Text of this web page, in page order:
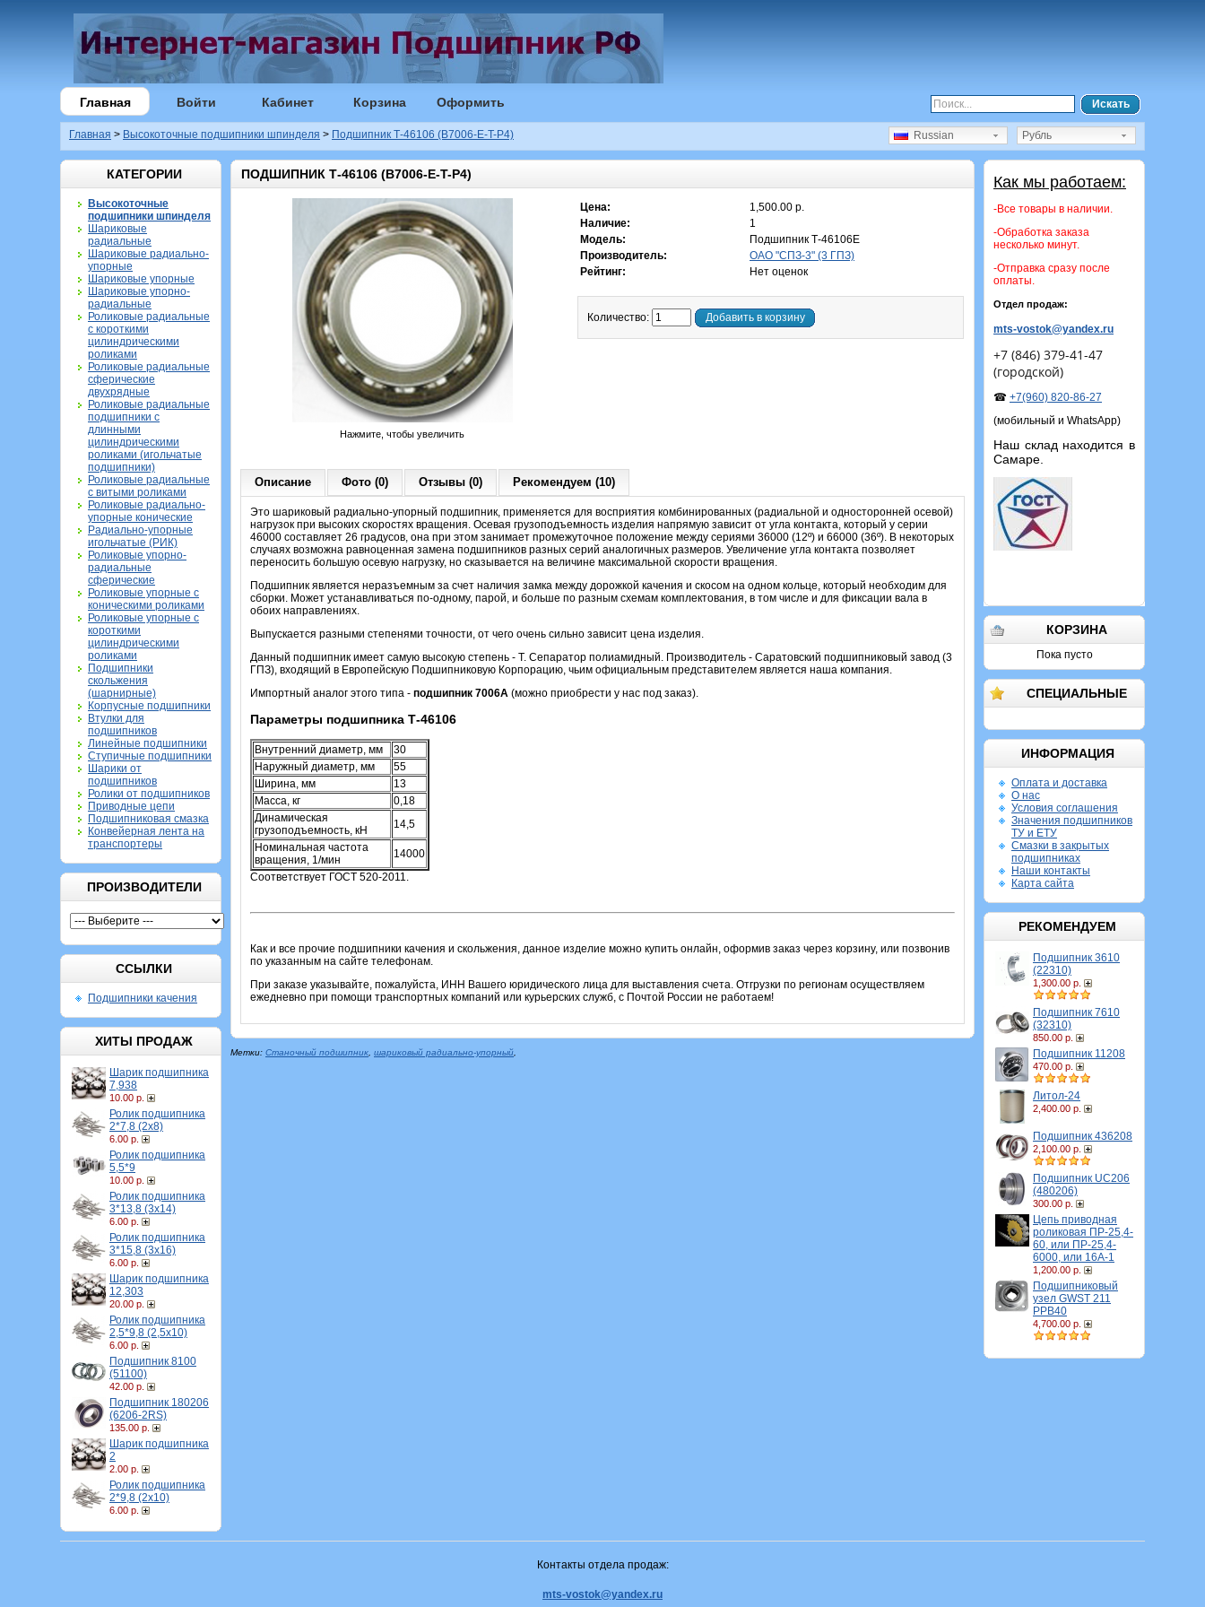
Главная Войти Кабинет Корзина Оформить Искать
Главная > Высокоточные подшипники шпинделя > Подшипник Т-46106 (B7006-E-T-P4) Рубль
Russian
КАТЕГОРИИ
Высокоточные
подшипники шпинделя
Шариковые
радиальные
Шариковые радиально-
упорные
Шариковые упорные
Шариковые упорно-
радиальные
Роликовые радиальные
с короткими
цилиндрическими
роликами
Роликовые радиальные
сферические
двухрядные
Роликовые радиальные
подшипники с
длинными
цилиндрическими
роликами (игольчатые
подшипники)
Роликовые радиальные
с витыми роликами
Роликовые радиально-
упорные конические
Радиально-упорные
игольчатые (РИК)
Роликовые упорно-
радиальные
сферические
Роликовые упорные с
коническими роликами
Роликовые упорные с
короткими
цилиндрическими
роликами
Подшипники
скольжения
(шарнирные)
Корпусные подшипники
Втулки для
подшипников
Линейные подшипники
Ступичные подшипники
Шарики от
подшипников
Ролики от подшипников
Приводные цепи
Подшипниковая смазка
Конвейерная лента на
транспортеры
ПРОИЗВОДИТЕЛИ
ССЫЛКИ
Подшипники качения
ХИТЫ ПРОДАЖ
Шарик подшипника
7,938
10.00 р.
Ролик подшипника
2*7,8 (2х8)
6.00 р.
Ролик подшипника
5,5*9
10.00 р.
Ролик подшипника
3*13,8 (3х14)
6.00 р.
Ролик подшипника
3*15,8 (3х16)
6.00 р.
Шарик подшипника
12,303
20.00 р.
Ролик подшипника
2,5*9,8 (2,5х10)
6.00 р.
Подшипник 8100
(51100)
42.00 р.
Подшипник 180206
(6206-2RS)
135.00 р.
Шарик подшипника
2
2.00 р.
Ролик подшипника
2*9,8 (2х10)
6.00 р.
Как мы работаем:
-Все товары в наличии.
-Обработка заказа
несколько минут.
-Отправка сразу после
оплаты.
Отдел продаж:
mts-vostok@yandex.ru
+7 (846) 379-41-47
(городской)
☎ +7(960) 820-86-27
(мобильный и WhatsApp)
Наш склад находится в
Самаре.
КОРЗИНА
Пока пусто
СПЕЦИАЛЬНЫЕ
ИНФОРМАЦИЯ
Оплата и доставка
О нас
Условия соглашения
Значения подшипников
ТУ и ЕТУ
Смазки в закрытых
подшипниках
Наши контакты
Карта сайта
РЕКОМЕНДУЕМ
Подшипник 3610
(22310)
1,300.00 р.
Подшипник 7610
(32310)
850.00 р.
Подшипник 11208
470.00 р.
Литол-24
2,400.00 р.
Подшипник 436208
2,100.00 р.
Подшипник UC206
(480206)
300.00 р.
Цепь приводная
роликовая ПР-25,4-
60, или ПР-25,4-
6000, или 16A-1
1,200.00 р.
Подшипниковый
узел GWST 211
PPB40
4,700.00 р.
ПОДШИПНИК Т-46106 (B7006-E-T-P4)
Нажмите, чтобы увеличить
Цена:
1,500.00 р.
Наличие:
1
Модель:
Подшипник Т-46106Е
Производитель:
ОАО "СПЗ-3" (3 ГПЗ)
Рейтинг:
Нет оценок
Количество: Добавить в корзину
Описание Фото (0) Отзывы (0) Рекомендуем (10)
Это шариковый радиально-упорный подшипник, применяется для восприятия комбинированных (радиальной и односторонней осевой)
нагрузок при высоких скоростях вращения. Осевая грузоподъемность изделия напрямую зависит от угла контакта, который у серии
46000 составляет 26 градусов, она при этом занимает промежуточное положение между сериями 36000 (12º) и 66000 (36º). В некоторых
случаях возможна равноценная замена подшипников разных серий аналогичных размеров. Увеличение угла контакта позволяет
переносить большую осевую нагрузку, но сказывается на величине максимальной скорости вращения.
Подшипник является неразъемным за счет наличия замка между дорожкой качения и скосом на одном кольце, который необходим для
сборки. Может устанавливаться по-одному, парой, и больше по разным схемам комплектования, в том числе и для фиксации вала в
обоих направлениях.
Выпускается разными степенями точности, от чего очень сильно зависит цена изделия.
Данный подшипник имеет самую высокую степень - Т. Сепаратор полиамидный. Производитель - Саратовский подшипниковый завод (3
ГПЗ), входящий в Европейскую Подшипниковую Корпорацию, чьим официальным представителем является наша компания.
Импортный аналог этого типа - подшипник 7006А (можно приобрести у нас под заказ).
Параметры подшипника Т-46106
Внутренний диаметр, мм
30
Наружный диаметр, мм
55
Ширина, мм
13
Масса, кг
0,18
Динамическая
грузоподъемность, кН
14,5
Номинальная частота
вращения, 1/мин
14000
Соответствует ГОСТ 520-2011.
Как и все прочие подшипники качения и скольжения, данное изделие можно купить онлайн, оформив заказ через корзину, или позвонив
по указанным на сайте телефонам.
При заказе указывайте, пожалуйста, ИНН Вашего юридического лица для выставления счета. Отгрузки по регионам осуществляем
ежедневно при помощи транспортных компаний или курьерских служб, с Почтой России не работаем!
Метки: Станочный подшипник шариковый радиально-упорный
Контакты отдела продаж:
mts-vostok@yandex.ru